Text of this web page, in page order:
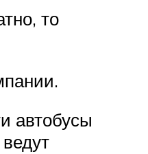
то
автобусы